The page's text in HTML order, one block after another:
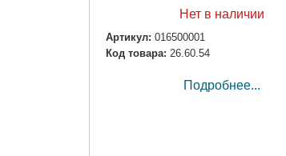
Нет в наличии
Артикул: 016500001
Код товара: 26.60.54
Подробнее...